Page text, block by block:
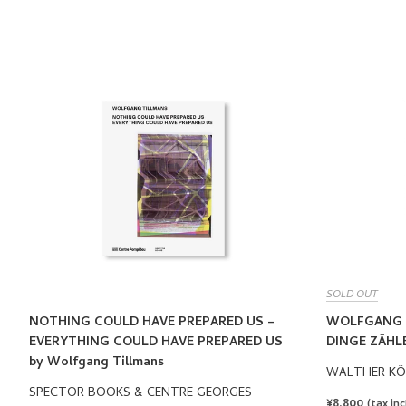
NOTHING COULD HAVE PREPARED US –
EVERYTHING COULD HAVE PREPARED US
by Wolfgang Tillmans
SPECTOR BOOKS & CENTRE GEORGES
SOLD OUT
DINGE
WALTHER